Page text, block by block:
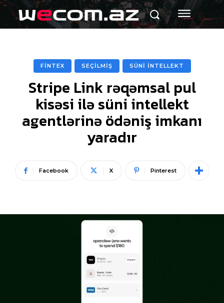
FİNTEX SEÇİLMİŞ SÜNİ İNTELLEKT
Stripe Link rəqəmsal pul
kisəsi ilə süni intellekt
agentlərinə ödəniş imkanı
yaradır
Facebook X Pinterest